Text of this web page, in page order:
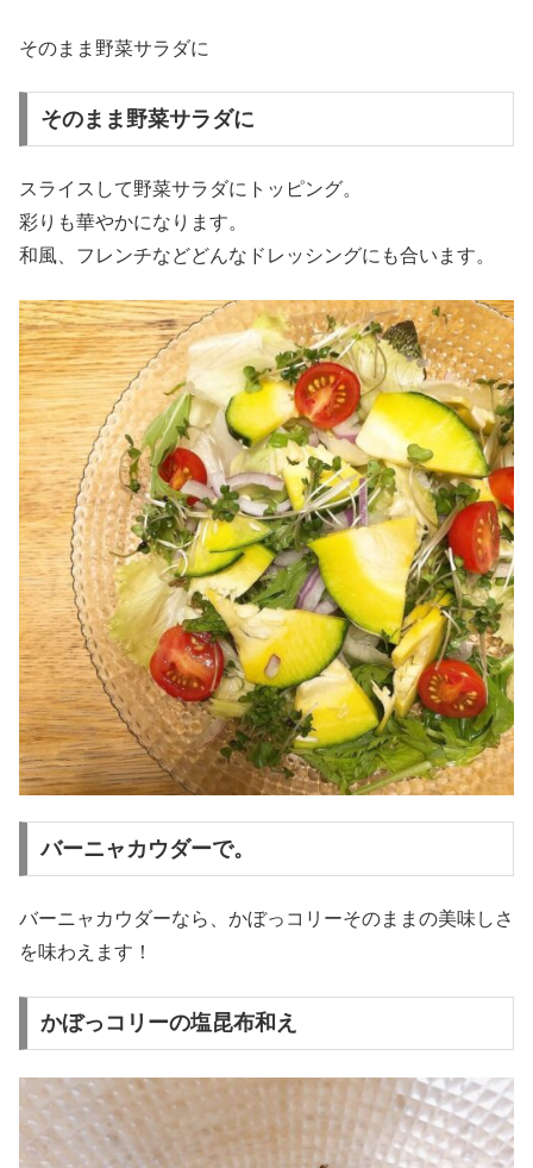
そのまま野菜サラダに
そのまま野菜サラダに
スライスして野菜サラダにトッピング。
彩りも華やかになります。
和風、フレンチなどどんなドレッシングにも合います。
バーニャカウダーで。
バーニャカウダーなら、かぼっコリーそのままの美味しさ
を味わえます！
かぼっコリーの塩昆布和え